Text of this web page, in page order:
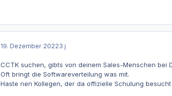
19. Dezember 20223 j
CCTK suchen, gibts von deinem Sales-Menschen bei
Oft bringt die Softwareverteilung was mit.
Haste nen Kollegen, der da offizielle Schulung